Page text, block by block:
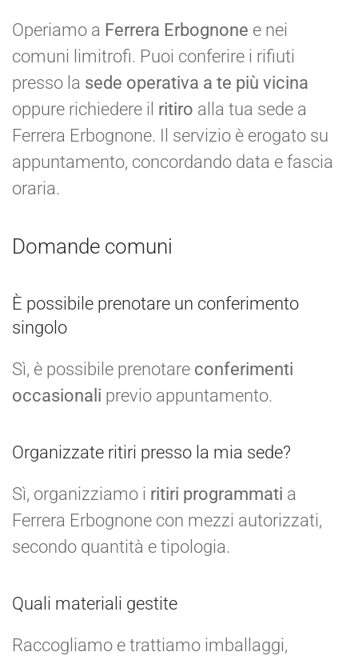
Operiamo a Ferrera Erbognone e nei
comuni limitrofi. Puoi conferire i rifiuti
presso la sede operativa a te più vicina
oppure richiedere il ritiro alla tua sede a
Ferrera Erbognone. Il servizio è erogato su
appuntamento, concordando data e fascia
oraria.
Domande comuni
È possibile prenotare un conferimento
singolo
Sì, è possibile prenotare conferimenti
occasionali previo appuntamento.
Organizzate ritiri presso la mia sede?
Sì, organizziamo i ritiri programmati a
Ferrera Erbognone con mezzi autorizzati,
secondo quantità e tipologia.
Quali materiali gestite
Raccogliamo e trattiamo imballaggi,